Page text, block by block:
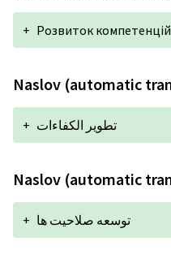
+ Розвиток компетенцій
+ تطوير الكفاءات
+ توسعه صلاحیت ها